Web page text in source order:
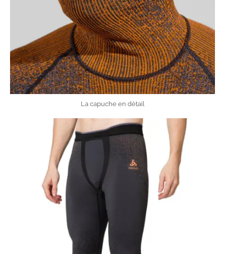
La capuche en détail